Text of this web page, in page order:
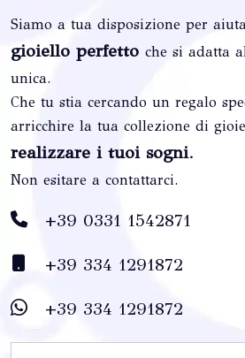
Siamo a tua disposizione per
gioiello perfetto che si adatta
unica.
Che tu stia cercando un regalo
arricchire la tua collezione di
realizzare i tuoi sogni.
Non esitare a contattarci.
+39 0331 1542871
+39 334 1291872
+39 334 1291872